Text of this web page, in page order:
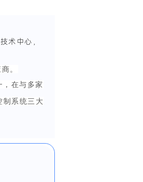
术中心，
。
在与多家
制系统三大